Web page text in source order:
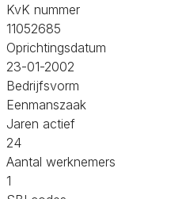
KvK nummer
11052685
Oprichtingsdatum
23-01-2002
Bedrijfsvorm
Eenmanszaak
Jaren actief
24
Aantal werknemers
1